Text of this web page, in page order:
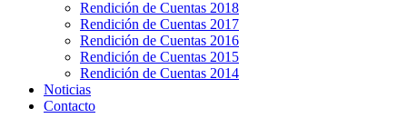
Rendición de Cuentas 2018
Rendición de Cuentas 2017
Rendición de Cuentas 2016
Rendición de Cuentas 2015
Rendición de Cuentas 2014
Noticias
Contacto